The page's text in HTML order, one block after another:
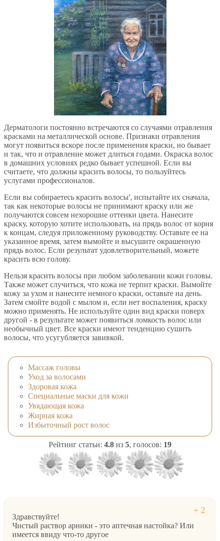
Дерматологи постоянно встречаются со случаями отравления
красками на металлической основе. Признаки отравления
могут появиться вскоре после применения краски, но бывает
и так, что и отравление может длиться годами. Окраска волос
в домашних условиях редко бывает успешной. Если вы
считаете, что должны красить волосы, то пользуйтесь
услугами профессионалов.
Если вы собираетесь красить волосы', испытайте их сначала,
так как некоторые волосы не принимают краску или же
получаются совсем нехорошие оттенки цвета. Нанесите
краску, которую хотите использовать, на прядь волос от корня
к концам, следуя приложенному руководству. Оставьте ее на
указанное время, затем вымойте и высушите окрашенную
прядь волос. Если результат удовлетворительный, можете
красить всю голову.
Нельзя красить волосы при любом заболевании кожи головы.
Также может случиться, что кожа не терпит краски. Вымойте
кожу за ухом и нанесите немного краски, оставьте на день.
Затем смойте водой с мылом и, если нет воспаления, краску
можно применять. Не используйте один вид краски поверх
другой - в результате может появиться ломкость волос или
необычный цвет. Все краски имеют тенденцию сушить
волосы, что усугубляется завивкой.
Массаж головы
Уход за волосами
Здоровая кожа
Специальные маски для кожи
Увядающая кожа
Жирная кожа
Избыточный рост волос
Рейтинг статьи: 4.8 из 5, голосов: 19
Здравствуйте!
Чистый раствор арники - это аптечная настойка? Или
имеется ввиду что-то другое